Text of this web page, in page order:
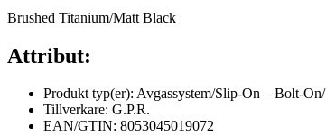
Brushed Titanium/Matt Black
Attribut:
Produkt typ(er): Avgassystem/Slip-On – Bolt-On/
Tillverkare: G.P.R.
EAN/GTIN: 8053045019072